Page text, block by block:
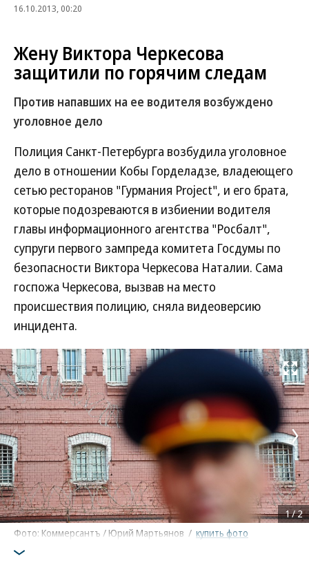
16.10.2013, 00:20
Жену Виктора Черкесова
защитили по горячим следам
Против напавших на ее водителя возбуждено
уголовное дело
Полиция Санкт-Петербурга возбудила уголовное
дело в отношении Кобы Горделадзе, владеющего
сетью ресторанов "Гурмания Project", и его брата,
которые подозреваются в избиении водителя
главы информационного агентства "Росбалт",
супруги первого зампреда комитета Госдумы по
безопасности Виктора Черкесова Наталии. Сама
госпожа Черкесова, вызвав на место
происшествия полицию, сняла видеоверсию
инцидента.
Развернуть
Фото: Коммерсантъ / Юрий Мартьянов / купить фото
1/2